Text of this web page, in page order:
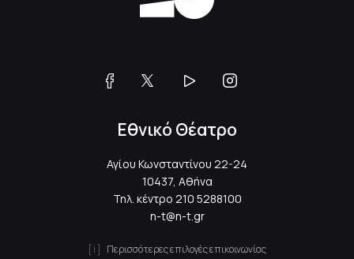
Εθνικό Θέατρο
Αγίου Κωνσταντίνου 22-24
10437, Αθήνα
Τηλ. κέντρο 210 5288100
n-t@n-t.gr
Περισσότερες επιλογές επικοινωνίας